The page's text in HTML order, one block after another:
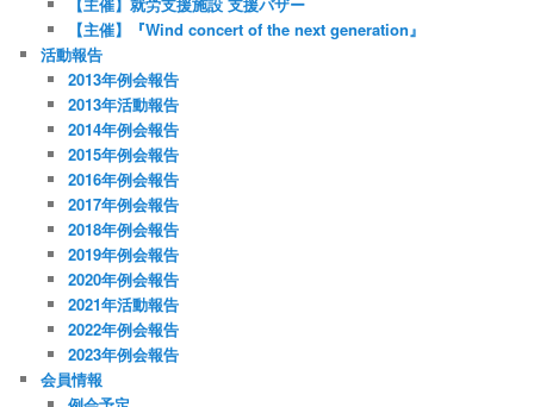
【主催】『Wind concert of the next generation』
活動報告
2013年例会報告
2013年活動報告
2014年例会報告
2015年例会報告
2016年例会報告
2017年例会報告
2018年例会報告
2019年例会報告
2020年例会報告
2021年活動報告
2022年例会報告
2023年例会報告
会員情報